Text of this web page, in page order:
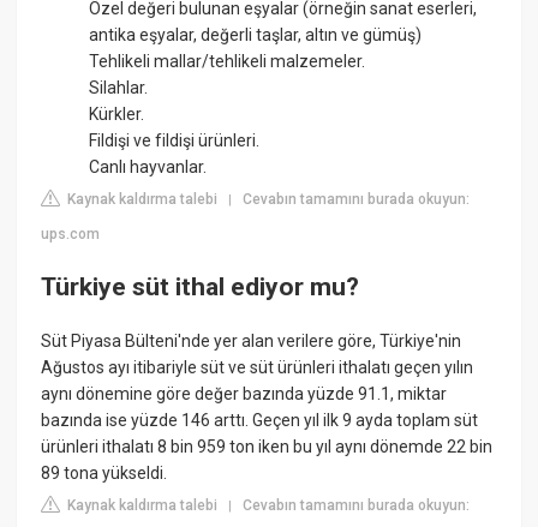
Özel değeri bulunan eşyalar (örneğin sanat eserleri,
antika eşyalar, değerli taşlar, altın ve gümüş)
Tehlikeli mallar/tehlikeli malzemeler.
Silahlar.
Kürkler.
Fildişi ve fildişi ürünleri.
Canlı hayvanlar.
Kaynak kaldırma talebi |Cevabın tamamını burada okuyun:
ups.com
Türkiye süt ithal ediyor mu?
Süt Piyasa Bülteni'nde yer alan verilere göre, Türkiye'nin
Ağustos ayı itibariyle süt ve süt ürünleri ithalatı geçen yılın
aynı dönemine göre değer bazında yüzde 91.1, miktar
bazında ise yüzde 146 arttı. Geçen yıl ilk 9 ayda toplam süt
ürünleri ithalatı 8 bin 959 ton iken bu yıl aynı dönemde 22 bin
89 tona yükseldi.
Kaynak kaldırma talebi |Cevabın tamamını burada okuyun: